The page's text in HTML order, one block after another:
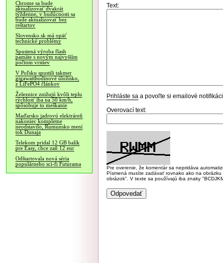
Chrome sa bude
aktualizovať dvakrát
týždenne, v budúcnosti sa
bude aktualizovať bez
reštartov
Slovensko.sk má opäť
technické problémy
Spustená výroba flash
pamäte s novým najvyšším
počtom vrstiev
V Poľsku spustili takmer
gigawatthodinové úložisko,
z LiFePO4 článkov
Železnice znižujú kvôli teplu
rýchlosť iba na 50 km/h,
spôsobuje to meškanie
Maďarsko jadrovú elektráreň
nakoniec kompletne
neodstavilo, Rumunsko mení
tok Dunaja
Telekom pridal 12 GB balík
pre Easy, chce zaň 12 eur
Odštartovala nová séria
populárneho sci-fi Futurama
Text:
Prihláste sa a povoľte si emailové
Overovací text:
Pre overenie, že komentár sa nepridáva
Písmená musíte zadávať rovnako ako na
obrázok". V texte sa používajú iba znaky